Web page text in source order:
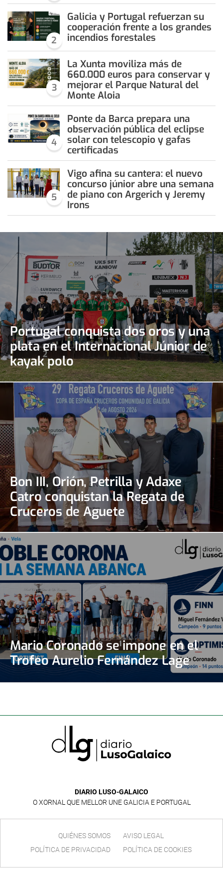
2
Galicia y Portugal refuerzan su
cooperación frente a los grandes
incendios forestales
3
La Xunta moviliza más de
660.000 euros para conservar y
mejorar el Parque Natural del
Monte Aloia
4
Ponte da Barca prepara una
observación pública del eclipse
solar con telescopio y gafas
certificadas
5
Vigo afina su cantera: el nuevo
concurso júnior abre una semana
de piano con Argerich y Jeremy
Irons
Portugal conquista dos oros y una
plata en el Internacional Júnior de
kayak polo
Bon III, Orión, Petrilla y Adaxe
Catro conquistan la Regata de
Cruceros de Aguete
Mario Coronado se impone en el
Trofeo Aurelio Fernández Lage
DIARIO LUSO-GALAICO
O XORNAL QUE MELLOR UNE GALICIA E PORTUGAL
QUIÉNES SOMOS
AVISO LEGAL
POLÍTICA DE PRIVACIDAD
POLÍTICA DE COOKIES